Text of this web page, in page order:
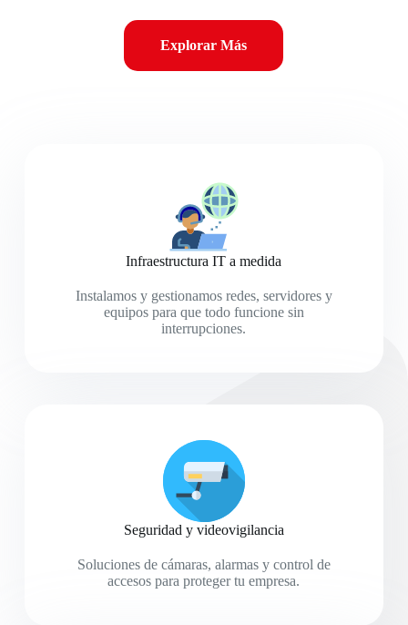
Explorar Más
Infraestructura IT a medida
Instalamos y gestionamos redes, servidores y
equipos para que todo funcione sin
interrupciones.
Seguridad y videovigilancia
Soluciones de cámaras, alarmas y control de
accesos para proteger tu empresa.